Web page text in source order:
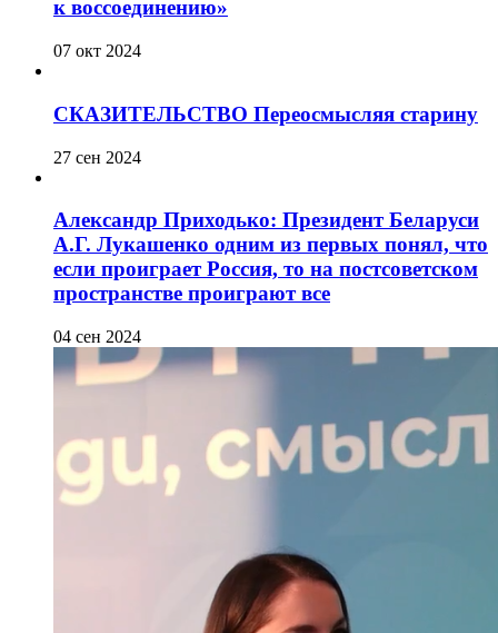
к воссоединению»
07 окт 2024
СКАЗИТЕЛЬСТВО Переосмысляя старину
27 сен 2024
Александр Приходько: Президент Беларуси
А.Г. Лукашенко одним из первых понял, что
если проиграет Россия, то на постсоветском
пространстве проиграют все
04 сен 2024